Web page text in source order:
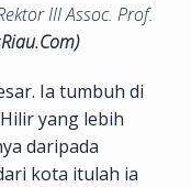
III Assoc. Prof.
Ia tumbuh di
yang lebih
daripada
kota itulah ia